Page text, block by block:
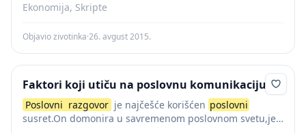
Ekonomija, Skripte
Objavio zivotinka·26. avgust 2015.
Faktori koji utiču na poslovnu komunikaciju
Poslovni razgovor je najčešće korišćen poslovni
susret.On domonira u savremenom poslovnom svetu,jer